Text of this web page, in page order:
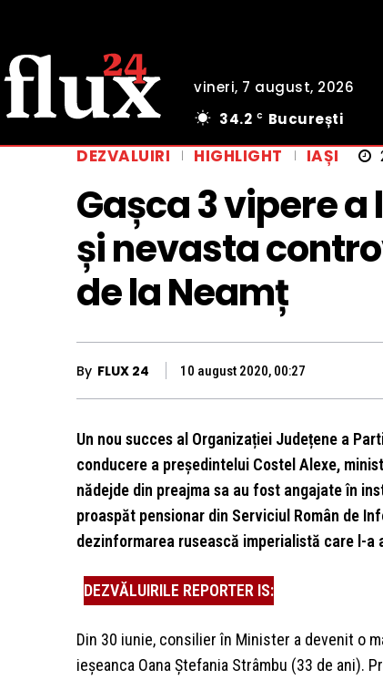
vineri, 7 august, 2026
34.2 C București
DEZVALUIRI HIGHLIGHT IAȘI
Gașca 3 vipere a
și nevasta
de la Neamț
By FLUX 24 10 august 2020, 00:27
Un nou succes al Organizației Județene a
conducere a președintelui Costel Alexe,
nădejde din preajma sa au fost angajate în
proaspăt pensionar din Serviciul Român de
dezinformarea rusească imperialistă care l-
DEZVĂLUIRILE REPORTER IS:
Din 30 iunie, consilier în Minister a devenit o
ieșeanca Oana Ștefania Strâmbu (33 de ani).